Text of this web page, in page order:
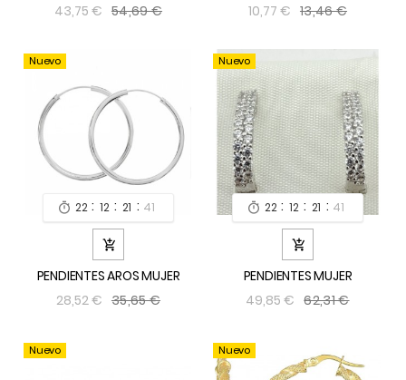
43,75 € 54,69 €
10,77 € 13,46 €
Nuevo
 22 : 12 : 21 : 39

PENDIENTES AROS MUJER
28,52 € 35,65 €
Nuevo
 22 : 12 : 21 : 39

PENDIENTES MUJER
49,85 € 62,31 €
Nuevo Nuevo